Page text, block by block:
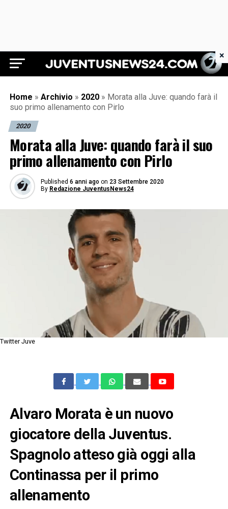
Juventus News 24
Home » Archivio » 2020 » Morata alla Juve: quando farà il
suo primo allenamento con Pirlo
2020
Morata alla Juve: quando farà il suo
primo allenamento con Pirlo
Published 6 anni ago on 23 Settembre 2020
By Redazione JuventusNews24
Twitter Juve
Alvaro Morata è un nuovo
giocatore della Juventus.
Spagnolo atteso già oggi alla
Continassa per il primo
allenamento
×